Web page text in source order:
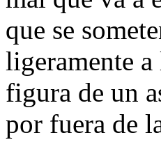
que se
ligeramente
figura de un
por fuera de